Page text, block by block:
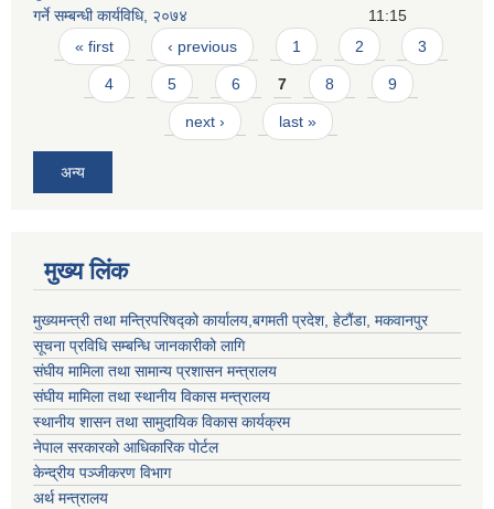
गर्ने सम्बन्धी कार्यविधि, २०७४ 11:15
Pages
« first ‹ previous 1 2 3
4 5 6 7 8 9
next › last »
अन्य
मुख्य लिंक
मुख्यमन्त्री तथा मन्त्रिपरिषद्को कार्यालय,बगमती प्रदेश, हेटौंडा, मकवानपुर
सूचना प्रविधि सम्बन्धि जानकारीको लागि
संघीय मामिला तथा सामान्य प्रशासन मन्त्रालय
संघीय मामिला तथा स्थानीय विकास मन्त्रालय
स्थानीय शासन तथा सामुदायिक विकास कार्यक्रम
नेपाल सरकारको आधिकारिक पोर्टल
केन्द्रीय पञ्जीकरण विभाग
अर्थ मन्त्रालय